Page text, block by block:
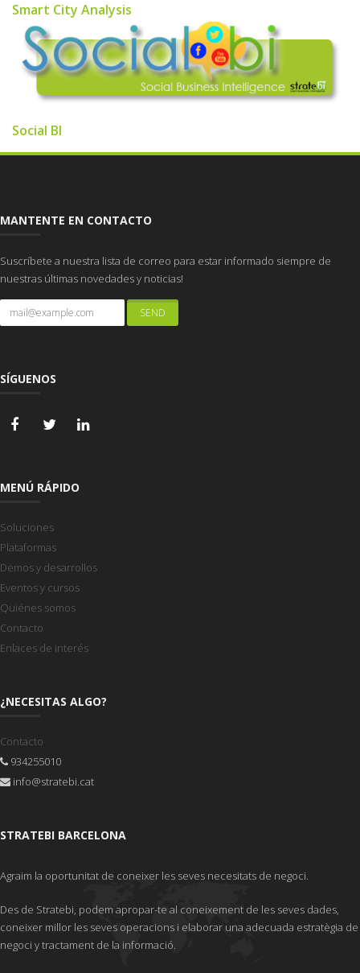
Smart City Analysis
Social BI
MANTENTE EN CONTACTO
Suscríbete a nuestra lista de correo para estar informado siempre de
nuestras últimas novedades y noticias!
SÍGUENOS
MENÚ RÁPIDO
Soluciones
Plataformas
Demos y desarrollos
Eventos y cursos
Quiénes somos
Contacto
Enlaces de interés
¿NECESITAS ALGO?
Contacto
934255010
info@stratebi.cat
STRATEBI BARCELONA
Agraim la oportunitat de coneixer les seves necesitats de negoci.
Des de Stratebi, podem apropar-te al coneixement de les seves dades,
coneixer millor les seves operacions i elaborar una adecuada estratègia de
negoci y tractament de la informació.